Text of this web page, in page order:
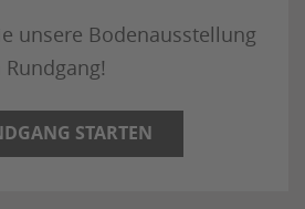
unsere Bodenausstellung
STARTEN